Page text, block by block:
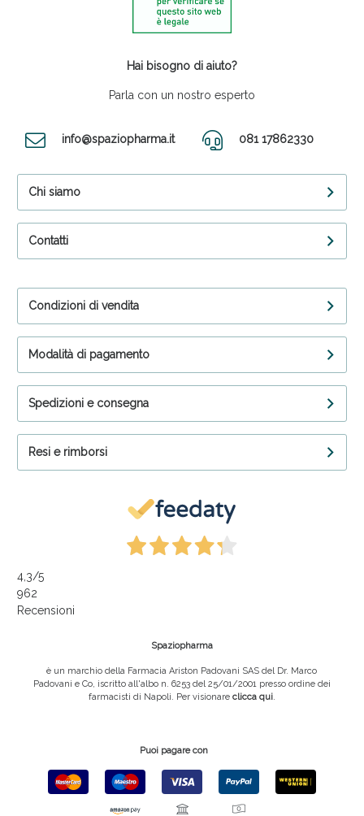
Hai bisogno di aiuto?
Parla con un nostro esperto
info@spaziopharma.it 081 17862330
Chi siamo
Contatti
Condizioni di vendita
Modalità di pagamento
Spedizioni e consegna
Resi e rimborsi
4,3/5
962
Recensioni
Spaziopharma
è un marchio della Farmacia Ariston Padovani SAS del Dr. Marco
Padovani e Co, iscritto all'albo n. 6253 del 25/01/2001 presso ordine dei
farmacisti di Napoli. Per visionare clicca qui.
Puoi pagare con